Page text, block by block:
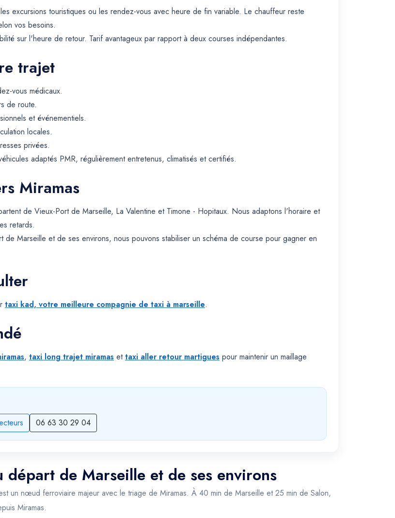
excursions touristiques ou les rendez-vous avec heure de fin variable. Le chauffeur reste
vos besoins.
sur l'heure de retour. Tarif avantageux par rapport à deux courses indépendantes.
trajet
vous médicaux.
de route.
et événementiels.
locales.
privées.
adaptés PMR, régulièrement entretenus, climatisés et certifiés.
Miramas
de Vieux-Port de Marseille, La Valentine et Timone - Hopitaux. Nous adaptons l'horaire et
retards.
de Marseille et de ses environs, nous pouvons stabiliser un schéma de course pour gagner en
taxi kad, votre meilleure compagnie de taxi à marseille.
, taxi long trajet miramas ettaxi aller retour martigues pour maintenir un maillage
06 63 30 29 04
de Marseille et de ses environs
un nœud ferroviaire majeur avec le triage de Miramas. À 40 min de Marseille et 25 min de Salon,
Miramas.